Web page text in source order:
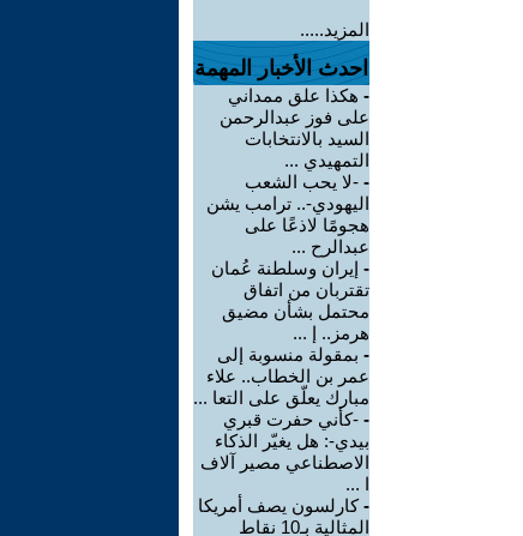
المزيد.....
احدث الأخبار المهمة
- هكذا علق ممداني
على فوز عبدالرحمن
السيد بالانتخابات
التمهيدي ...
- -لا يحب الشعب
اليهودي-.. ترامب يشن
هجومًا لاذعًا على
عبدالرح ...
- إيران وسلطنة عُمان
تقتربان من اتفاق
محتمل بشأن مضيق
هرمز.. إ ...
- بمقولة منسوبة إلى
عمر بن الخطاب.. علاء
مبارك يعلّق على التعا ...
- -كأني حفرت قبري
بيدي-: هل يغيّر الذكاء
الاصطناعي مصير آلاف
ا ...
-كارلسون يصف أمريكا
المثالية بـ10 نقاط